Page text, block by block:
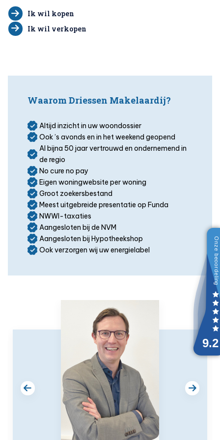
Ik wil kopen
Ik wil verkopen
Waarom Driessen Makelaardij?
Altijd inzicht in uw woondossier
Ook ’s avonds en in het weekend geopend
Al bijna 50 jaar vertrouwd en ondernemend in
de regio
No cure no pay
Eigen woningwebsite per woning
Groot zoekersbestand
Meest uitgebreide presentatie op Funda
NWWI-taxaties
Aangesloten bij de NVM
Aangesloten bij Hypotheekshop
Ook verzorgen wij uw energielabel